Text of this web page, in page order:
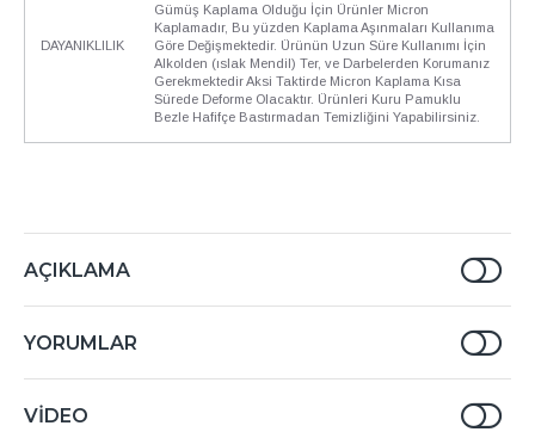
DAYANIKLILIK
Gümüş Kaplama Olduğu İçin Ürünler Micron
Kaplamadır, Bu yüzden Kaplama Aşınmaları Kullanıma
Göre Değişmektedir. Ürünün Uzun Süre Kullanımı İçin
Alkolden (ıslak Mendil) Ter, ve Darbelerden Korumanız
Gerekmektedir Aksi Taktirde Micron Kaplama Kısa
Sürede Deforme Olacaktır. Ürünleri Kuru Pamuklu
Bezle Hafifçe Bastırmadan Temizliğini Yapabilirsiniz.
AÇIKLAMA
YORUMLAR
VIDEO